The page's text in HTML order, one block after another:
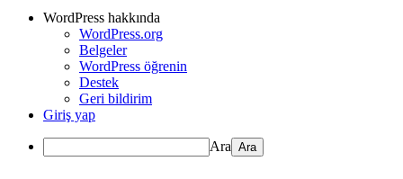
WordPress hakkında
WordPress.org
Belgeler
WordPress öğrenin
Destek
Geri bildirim
Giriş yap
Ara